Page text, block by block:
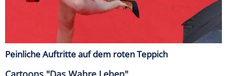
Peinliche Auftritte auf dem roten Teppich